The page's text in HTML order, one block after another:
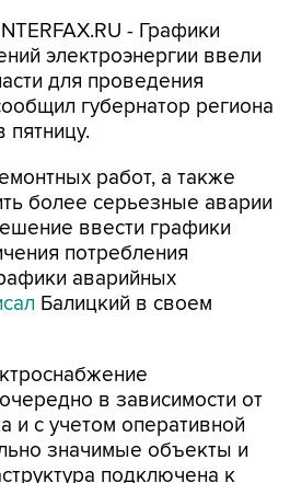
- Графики
электроэнергии ввели
для проведения
губернатор региона
пятницу.
работ, а также
более серьезные аварии
ввести графики
потребления
аварийных
Балицкий в своем
в зависимости от
и с учетом оперативной
значимые объекты и
подключена к